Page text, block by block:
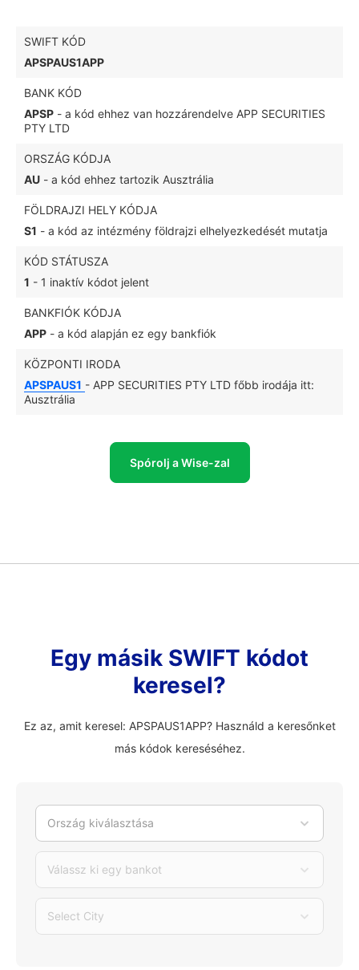
SWIFT KÓD
APSPAUS1APP
BANK KÓD
APSP - a kód ehhez van hozzárendelve APP SECURITIES
PTY LTD
ORSZÁG KÓDJA
AU - a kód ehhez tartozik Ausztrália
FÖLDRAJZI HELY KÓDJA
S1 - a kód az intézmény földrajzi elhelyezkedését mutatja
KÓD STÁTUSZA
1 - 1 inaktív kódot jelent
BANKFIÓK KÓDJA
APP - a kód alapján ez egy bankfiók
KÖZPONTI IRODA
APSPAUS1 - APP SECURITIES PTY LTD főbb irodája itt:
Ausztrália
Spórolj a Wise-zal
Egy másik SWIFT kódot
keresel?
Ez az, amit keresel: APSPAUS1APP? Használd a keresőnket
más kódok kereséséhez.
Ország kiválasztása
Válassz ki egy bankot
Select City